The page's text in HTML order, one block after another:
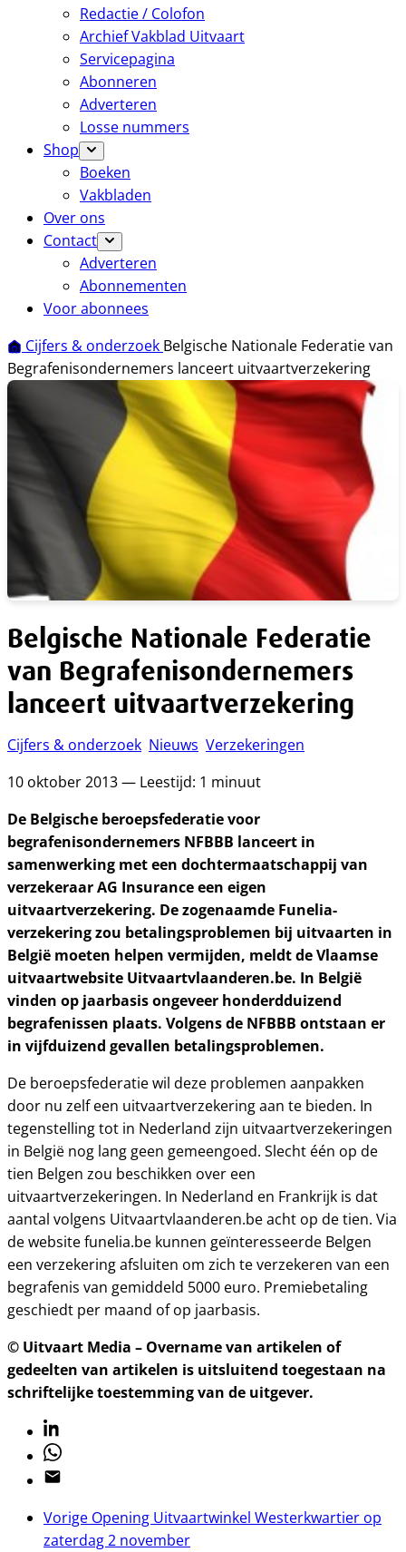
Redactie / Colofon
Archief Vakblad Uitvaart
Servicepagina
Abonneren
Adverteren
Losse nummers
Shop
Boeken
Vakbladen
Over ons
Contact
Adverteren
Abonnementen
Voor abonnees
Cijfers & onderzoek Belgische Nationale Federatie van
Begrafenisondernemers lanceert uitvaartverzekering
Belgische Nationale Federatie
van Begrafenisondernemers
lanceert uitvaartverzekering
Cijfers & onderzoek Nieuws Verzekeringen
10 oktober 2013 — Leestijd: 1 minuut
De Belgische beroepsfederatie voor
begrafenisondernemers NFBBB lanceert in
samenwerking met een dochtermaatschappij van
verzekeraar AG Insurance een eigen
uitvaartverzekering. De zogenaamde Funelia-
verzekering zou betalingsproblemen bij uitvaarten in
België moeten helpen vermijden, meldt de Vlaamse
uitvaartwebsite Uitvaartvlaanderen.be. In België
vinden op jaarbasis ongeveer honderdduizend
begrafenissen plaats. Volgens de NFBBB ontstaan er
in vijfduizend gevallen betalingsproblemen.
De beroepsfederatie wil deze problemen aanpakken
door nu zelf een uitvaartverzekering aan te bieden. In
tegenstelling tot in Nederland zijn uitvaartverzekeringen
in België nog lang geen gemeengoed. Slecht één op de
tien Belgen zou beschikken over een
uitvaartverzekeringen. In Nederland en Frankrijk is dat
aantal volgens Uitvaartvlaanderen.be acht op de tien. Via
de website funelia.be kunnen geïnteresseerde Belgen
een verzekering afsluiten om zich te verzekeren van een
begrafenis van gemiddeld 5000 euro. Premiebetaling
geschiedt per maand of op jaarbasis.
© Uitvaart Media – Overname van artikelen of
gedeelten van artikelen is uitsluitend toegestaan na
schriftelijke toestemming van de uitgever.
Linkedin
Whatsapp
Email
Vorige Opening Uitvaartwinkel Westerkwartier op
zaterdag 2 november